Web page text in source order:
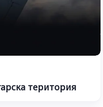
територия